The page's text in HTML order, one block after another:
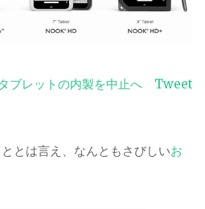
Tweet
レットの内製を中止へ
とは言え、なんともさびしいお